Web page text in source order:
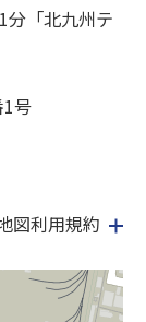
分「北九州テ
号
図利用規約